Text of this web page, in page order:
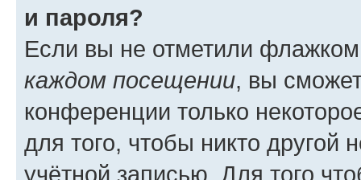
и пароля?
Если вы не отметили
каждом посещении, вы
конференции только
для того, чтобы никто другой
учётной записью. Для того